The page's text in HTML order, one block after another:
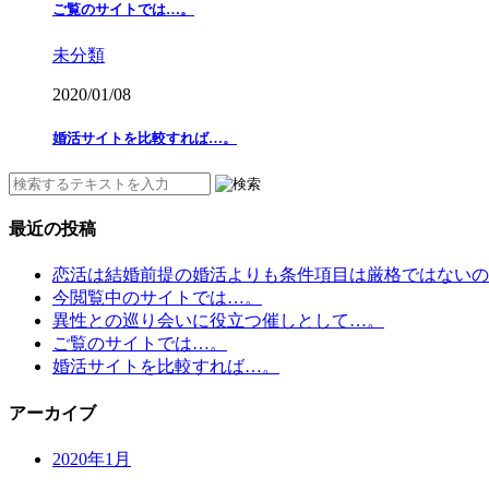
ご覧のサイトでは…。
未分類
2020/01/08
婚活サイトを比較すれば…。
最近の投稿
恋活は結婚前提の婚活よりも条件項目は厳格ではない
今閲覧中のサイトでは…。
異性との巡り会いに役立つ催しとして…。
ご覧のサイトでは…。
婚活サイトを比較すれば…。
アーカイブ
2020年1月